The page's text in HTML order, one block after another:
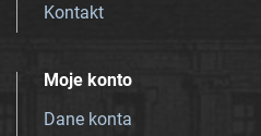
Kontakt
Moje konto
Dane konta